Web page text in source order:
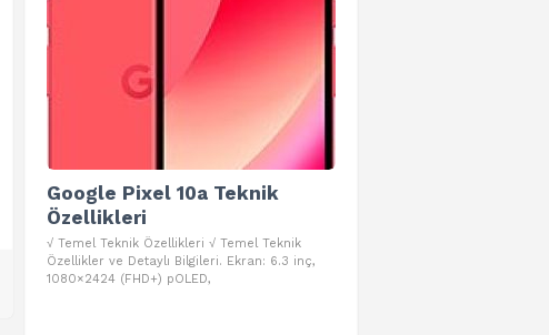
Google Pixel 10a Teknik
Özellikleri
√ Temel Teknik Özellikleri √ Temel Teknik
Özellikler ve Detaylı Bilgileri. Ekran: 6.3 inç,
1080×2424 (FHD+) pOLED,